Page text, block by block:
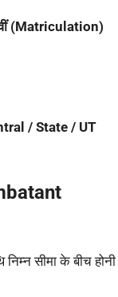
(Matriculation)
/ State / UT
सीमा के बीच होनी